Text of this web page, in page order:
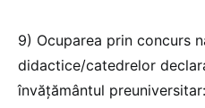
9) Ocuparea prin concurs
didactice/catedrelor
învățământul preuniversitar: